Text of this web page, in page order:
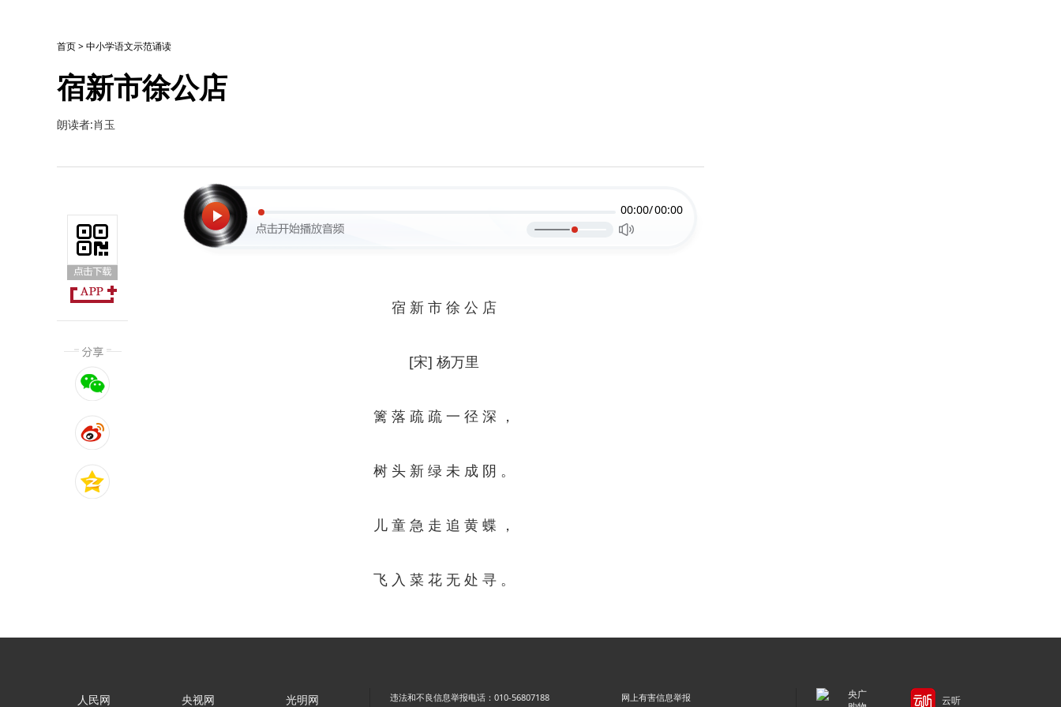
首页>中小学语文示范诵读
宿新市徐公店
朗读者:肖玉
00:00/00:00
宿 新 市 徐 公 店
[宋] 杨万里
篱 落 疏 疏 一 径 深 ，
树 头 新 绿 未 成 阴 。
儿 童 急 走 追 黄 蝶 ，
飞 入 菜 花 无 处 寻 。
人民网 央视网 光明网 违法和不良信息举报电话：010-56807188 网上有害信息举报
央广
云听